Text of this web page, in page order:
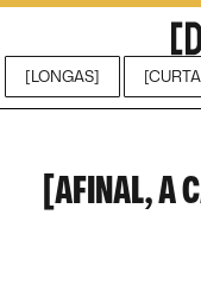
[LONGAS]
[AFINAL, A